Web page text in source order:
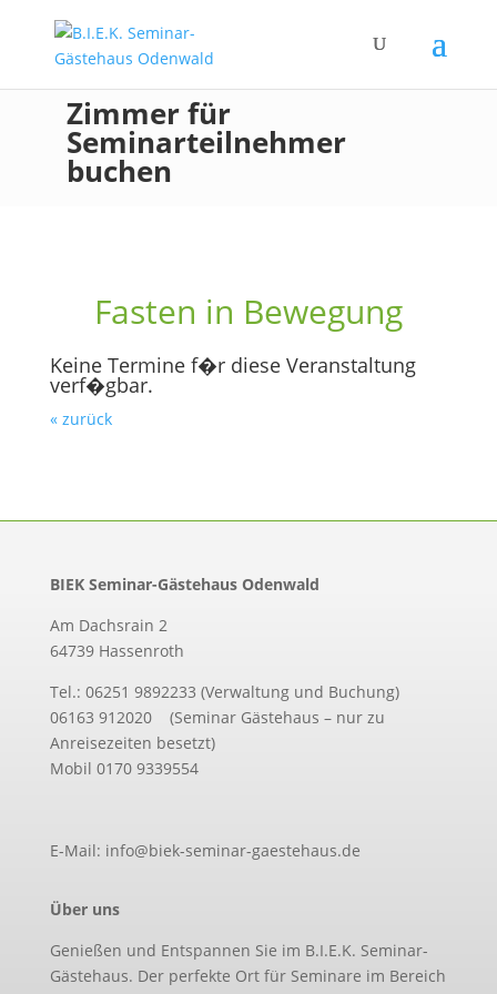
Zimmer für
Seminarteilnehmer
buchen
Fasten in Bewegung
Keine Termine f�r diese Veranstaltung
verf�gbar.
« zurück
BIEK Seminar-Gästehaus Odenwald
Am Dachsrain 2
64739 Hassenroth
Tel.: 06251 9892233 (Verwaltung und Buchung)
06163 912020 (Seminar Gästehaus – nur zu
Anreisezeiten besetzt)
Mobil 0170 9339554
E-Mail: info@biek-seminar-gaestehaus.de
Über uns
Genießen und Entspannen Sie im B.I.E.K. Seminar-
Gästehaus. Der perfekte Ort für Seminare im Bereich